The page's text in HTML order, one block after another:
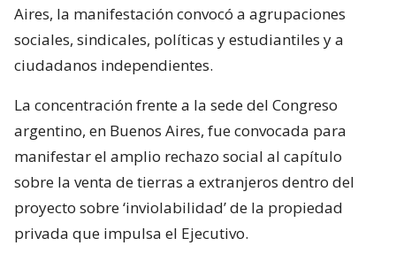
Aires, la manifestación convocó a agrupaciones
sociales, sindicales, políticas y estudiantiles y a
ciudadanos independientes.
La concentración frente a la sede del Congreso
argentino, en Buenos Aires, fue convocada para
manifestar el amplio rechazo social al capítulo
sobre la venta de tierras a extranjeros dentro del
proyecto sobre ‘inviolabilidad’ de la propiedad
privada que impulsa el Ejecutivo.